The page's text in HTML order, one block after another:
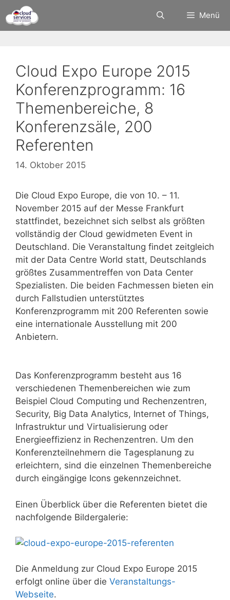
Inhalt
springen
Menü
Cloud Expo Europe 2015
Konferenzprogramm: 16
Themenbereiche, 8
Konferenzsäle, 200
Referenten
14. Oktober 2015
Die Cloud Expo Europe, die von 10. – 11.
November 2015 auf der Messe Frankfurt
stattfindet, bezeichnet sich selbst als größten
vollständig der Cloud gewidmeten Event in
Deutschland. Die Veranstaltung findet zeitgleich
mit der Data Centre World statt, Deutschlands
größtes Zusammentreffen von Data Center
Spezialisten. Die beiden Fachmessen bieten ein
durch Fallstudien unterstütztes
Konferenzprogramm mit 200 Referenten sowie
eine internationale Ausstellung mit 200
Anbietern.
Das Konferenzprogramm besteht aus 16
verschiedenen Themenbereichen wie zum
Beispiel Cloud Computing und Rechenzentren,
Security, Big Data Analytics, Internet of Things,
Infrastruktur und Virtualisierung oder
Energieeffizienz in Rechenzentren. Um den
Konferenzteilnehmern die Tagesplanung zu
erleichtern, sind die einzelnen Themenbereiche
durch eingängige Icons gekennzeichnet.
Einen Überblick über die Referenten bietet die
nachfolgende Bildergalerie:
Die Anmeldung zur Cloud Expo Europe 2015
erfolgt online über die Veranstaltungs-
Webseite.